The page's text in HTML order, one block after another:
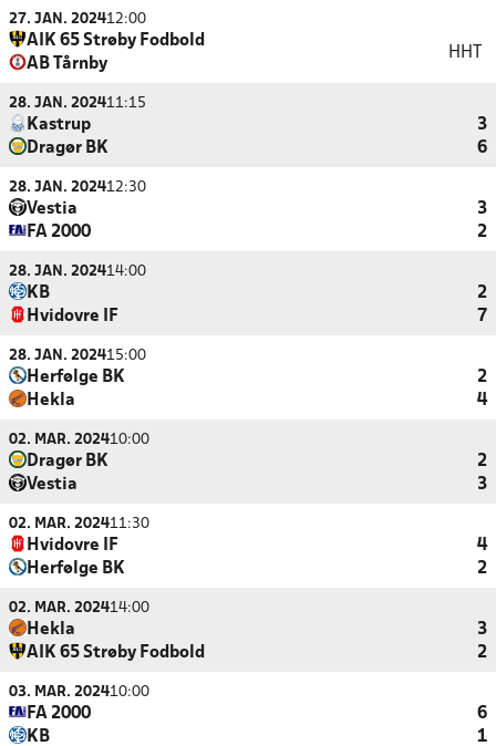
27. JAN. 202412:00
AIK 65 Strøby Fodbold
AB Tårnby
HHT
28. JAN. 202411:15
Kastrup
3
Dragør BK
6
28. JAN. 202412:30
Vestia
3
FA 2000
2
28. JAN. 202414:00
KB
2
Hvidovre IF
7
28. JAN. 202415:00
Herfølge BK
2
Hekla
4
02. MAR. 202410:00
Dragør BK
2
Vestia
3
02. MAR. 202411:30
Hvidovre IF
4
Herfølge BK
2
02. MAR. 202414:00
Hekla
3
AIK 65 Strøby Fodbold
2
03. MAR. 202410:00
FA 2000
6
KB
1